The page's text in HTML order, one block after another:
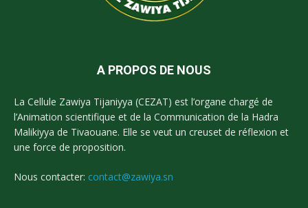
A PROPOS DE NOUS
La Cellule Zawiya Tijaniyya (CEZAT) est l’organe chargé de
l’Animation scientifique et de la Communication de la Hadra
Malikiyya de Tivaouane. Elle se veut un creuset de réflexion et
une force de proposition.
Nous contacter: contact@zawiya.sn